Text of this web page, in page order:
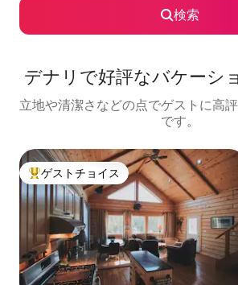
検索
デナリで好評なバケーシ
立地や清潔さなどの点でゲストに高
です。
大好評のゲストチョイスです。
ゲストチョイス